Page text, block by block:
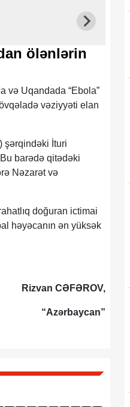
ölənlərin
və Uqandada “Ebola”
vəziyyəti elan
şərqindəki İturi
barədə qitədəki
Nəzarət və
doğuran ictimai
həyəcanın ən yüksək
Rizvan CƏFƏROV,
“Azərbaycan”